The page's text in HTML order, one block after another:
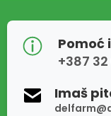
Pomoć
+387
Imaš